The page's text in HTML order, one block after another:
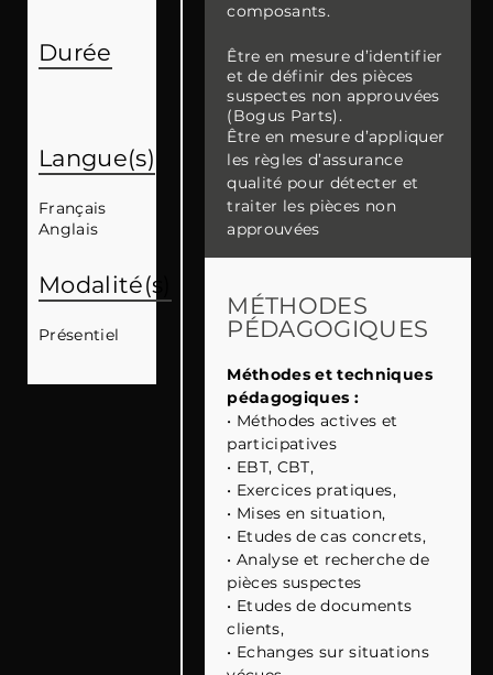
Durée
Langue(s)
Français
Anglais
Modalité(s)
Présentiel
composants.
Être en mesure d’identifier
et de définir des pièces
suspectes non approuvées
(Bogus Parts).
Être en mesure d’appliquer
les règles d’assurance
qualité pour détecter et
traiter les pièces non
approuvées
MÉTHODES
PÉDAGOGIQUES
Méthodes et techniques
pédagogiques :
• Méthodes actives et
participatives
• EBT, CBT,
• Exercices pratiques,
• Mises en situation,
• Etudes de cas concrets,
• Analyse et recherche de
pièces suspectes
• Etudes de documents
clients,
• Echanges sur situations